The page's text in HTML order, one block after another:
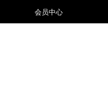
会员中心